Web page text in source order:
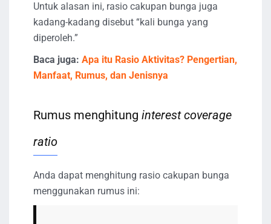
Untuk alasan ini, rasio cakupan bunga juga
kadang-kadang disebut “kali bunga yang
diperoleh.”
Baca juga: Apa itu Rasio Aktivitas? Pengertian,
Manfaat, Rumus, dan Jenisnya
Rumus menghitung interest coverage
ratio
Anda dapat menghitung rasio cakupan bunga
menggunakan rumus ini: